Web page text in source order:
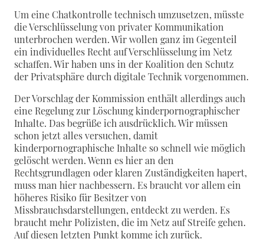
Um eine Chatkontrolle technisch umzusetzen, müsste
die Verschlüsselung von privater Kommunikation
unterbrochen werden. Wir wollen ganz im Gegenteil
ein individuelles Recht auf Verschlüsselung im Netz
schaffen. Wir haben uns in der Koalition den Schutz
der Privatsphäre durch digitale Technik vorgenommen.
Der Vorschlag der Kommission enthält allerdings auch
eine Regelung zur Löschung kinderpornographischer
Inhalte. Das begrüße ich ausdrücklich. Wir müssen
schon jetzt alles versuchen, damit
kinderpornographische Inhalte so schnell wie möglich
gelöscht werden. Wenn es hier an den
Rechtsgrundlagen oder klaren Zuständigkeiten hapert,
muss man hier nachbessern. Es braucht vor allem ein
höheres Risiko für Besitzer von
Missbrauchsdarstellungen, entdeckt zu werden. Es
braucht mehr Polizisten, die im Netz auf Streife gehen.
Auf diesen letzten Punkt komme ich zurück.